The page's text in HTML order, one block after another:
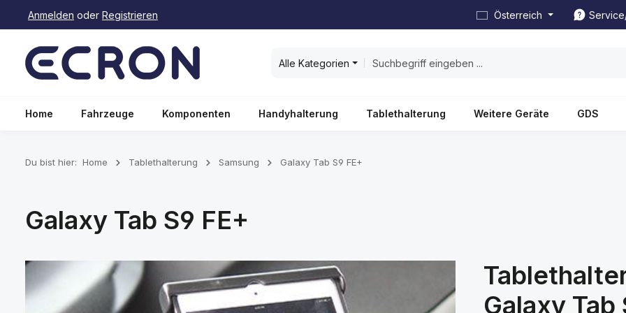
Zur Hauptnavigation springen
Anmelden oder Registrieren Österreich
Alle Kategorien
Home Fahrzeuge Komponenten Handyhalterung Tablethalterung Weitere Geräte GDS
Du bist hier: Home Tablethalterung Samsung Galaxy Tab S9 FE+
Galaxy Tab S9 FE+
Galaxy